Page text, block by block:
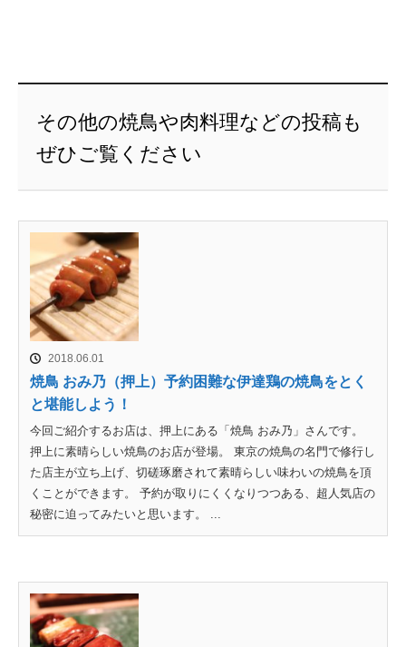
その他の焼鳥や肉料理などの投稿も
ぜひご覧ください
2018.06.01
焼鳥 おみ乃（押上）予約困難な伊達鶏の焼鳥をとく
と堪能しよう！
今回ご紹介するお店は、押上にある「焼鳥 おみ乃」さんです。
押上に素晴らしい焼鳥のお店が登場。 東京の焼鳥の名門で修行し
た店主が立ち上げ、切磋琢磨されて素晴らしい味わいの焼鳥を頂
くことができます。 予約が取りにくくなりつつある、超人気店の
秘密に迫ってみたいと思います。 ...